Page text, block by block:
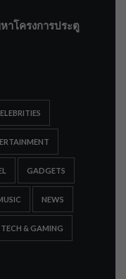
โครงการประตู
GADGETS
NEWS
TECH & GAMING